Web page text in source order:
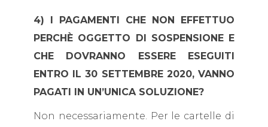
4) I PAGAMENTI CHE NON EFFETTUO
PERCHÈ OGGETTO DI SOSPENSIONE E
CHE DOVRANNO ESSERE ESEGUITI
ENTRO IL 30 SETTEMBRE 2020, VANNO
PAGATI IN UN’UNICA SOLUZIONE?
Non necessariamente. Per le cartelle di